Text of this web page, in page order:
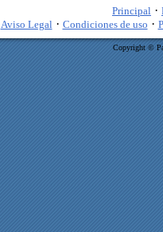
Principal ·
Aviso Legal · Condiciones de uso ·
Copyright ©